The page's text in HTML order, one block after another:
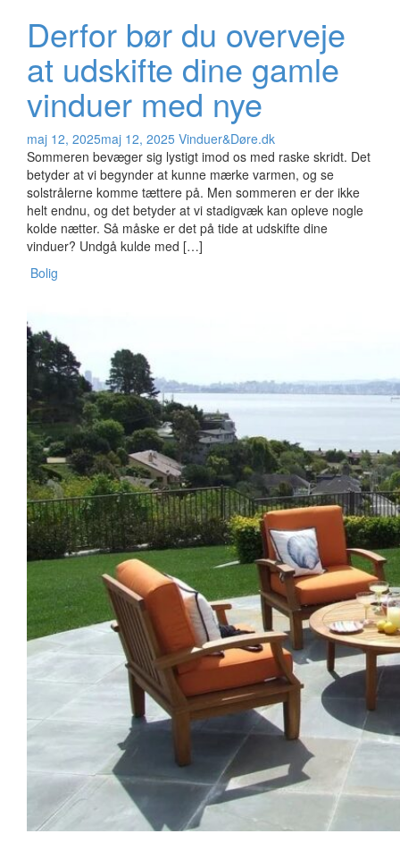
Derfor bør du overveje
at udskifte dine gamle
vinduer med nye
maj 12, 2025maj 12, 2025 Vinduer&Døre.dk
Sommeren bevæger sig lystigt imod os med raske skridt. Det
betyder at vi begynder at kunne mærke varmen, og se
solstrålerne komme tættere på. Men sommeren er der ikke
helt endnu, og det betyder at vi stadigvæk kan opleve nogle
kolde nætter. Så måske er det på tide at udskifte dine
vinduer? Undgå kulde med […]
Bolig